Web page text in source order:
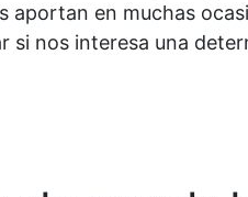
aportan en muchas
si nos interesa una